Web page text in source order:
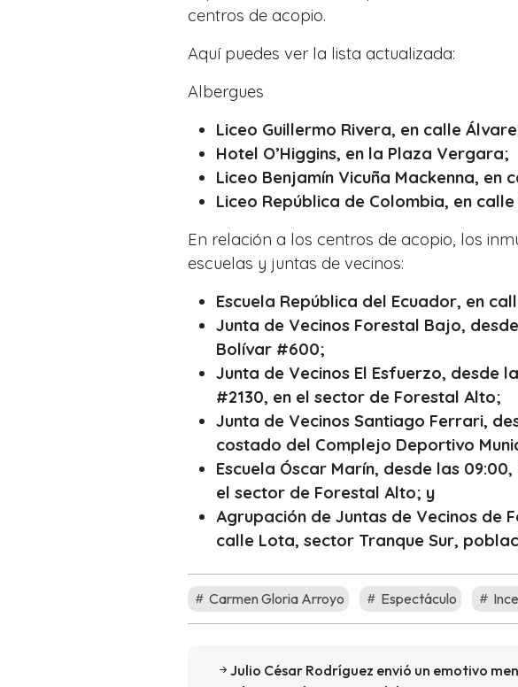
centros de acopio.
Aquí puedes ver la lista actualizada:
Albergues
Liceo Guillermo Rivera, en calle
Hotel O’Higgins, en la Plaza Vergara;
Liceo Benjamín Vicuña Mackenna, en
Liceo República de Colombia, en
En relación a los centros de acopio, los
escuelas y juntas de vecinos:
Escuela República del Ecuador, en
Junta de Vecinos Forestal Bajo,
Bolívar #600;
Junta de Vecinos El Esfuerzo, desde
#2130, en el sector de Forestal Alto;
Junta de Vecinos Santiago Ferrari,
costado del Complejo Deportivo
Escuela Óscar Marín, desde las
el sector de Forestal Alto; y
Agrupación de Juntas de Vecinos de
calle Lota, sector Tranque Sur,
Carmen Gloria Arroyo Espectáculo
Julio César Rodríguez envió un emotivo